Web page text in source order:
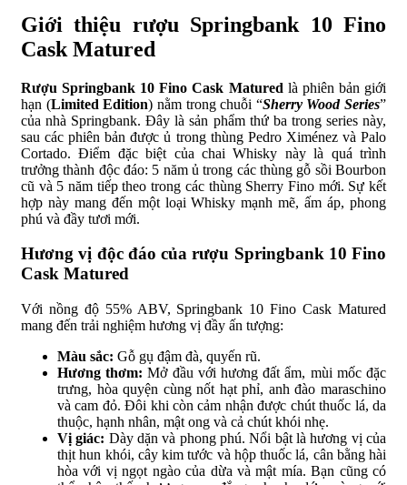
Giới thiệu rượu Springbank 10 Fino
Cask Matured
Rượu Springbank 10 Fino Cask Matured là phiên bản giới
hạn (Limited Edition) nằm trong chuỗi “Sherry Wood Series”
của nhà Springbank. Đây là sản phẩm thứ ba trong series này,
sau các phiên bản được ủ trong thùng Pedro Ximénez và Palo
Cortado. Điểm đặc biệt của chai Whisky này là quá trình
trưởng thành độc đáo: 5 năm ủ trong các thùng gỗ sồi Bourbon
cũ và 5 năm tiếp theo trong các thùng Sherry Fino mới. Sự kết
hợp này mang đến một loại Whisky mạnh mẽ, ấm áp, phong
phú và đầy tươi mới.
Hương vị độc đáo của rượu Springbank 10 Fino
Cask Matured
Với nồng độ 55% ABV, Springbank 10 Fino Cask Matured
mang đến trải nghiệm hương vị đầy ấn tượng:
Màu sắc: Gỗ gụ đậm đà, quyến rũ.
Hương thơm:Mở đầu với hương đất ẩm, mùi mốc đặc
trưng, hòa quyện cùng nốt hạt phỉ, anh đào maraschino
và cam đỏ. Đôi khi còn cảm nhận được chút thuốc lá, da
thuộc, hạnh nhân, mật ong và cả chút khói nhẹ.
Vị giác: Dày dặn và phong phú. Nổi bật là hương vị của
thịt hun khói, cây kim tước và hộp thuốc lá, cân bằng hài
hòa với vị ngọt ngào của dừa và mật mía. Bạn cũng có